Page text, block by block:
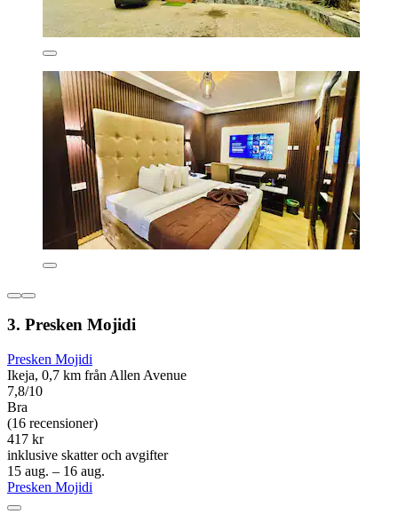
3. Presken Mojidi
Presken Mojidi
Ikeja, 0,7 km från Allen Avenue
7,8/10
Bra
(16 recensioner)
417 kr
inklusive skatter och avgifter
15 aug. – 16 aug.
Presken Mojidi